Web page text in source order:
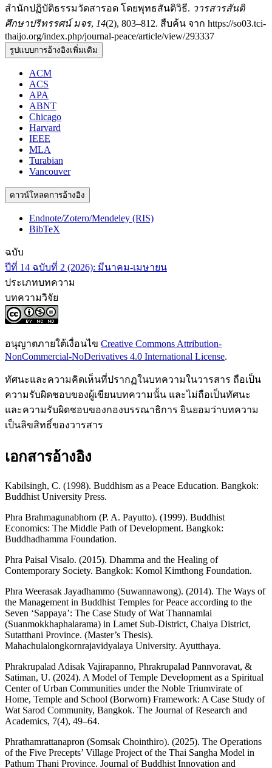
สำนักปฏิบัติธรรมวัดสารอด โดยพุทธสันติวิธี. วารสารสันติ
ศึกษาปริทรรศน์ มจร, 14(2), 803–812. สืบค้น จาก https://so03.tci-
thaijo.org/index.php/journal-peace/article/view/293337
รูปแบบการอ้างอิงเพิ่มเติม
ACM
ACS
APA
ABNT
Chicago
Harvard
IEEE
MLA
Turabian
Vancouver
ดาวน์โหลดการอ้างอิง
Endnote/Zotero/Mendeley (RIS)
BibTeX
ฉบับ
ปีที่ 14 ฉบับที่ 2 (2026): มีนาคม-เมษายน
ประเภทบทความ
บทความวิจัย
อนุญาตภายใต้เงื่อนไข Creative Commons Attribution-
NonCommercial-NoDerivatives 4.0 International License.
ทัศนะและความคิดเห็นที่ปรากฏในบทความในวารสาร ถือเป็น
ความรับผิดชอบของผู้เขียนบทความนั้น และไม่ถือเป็นทัศนะ
และความรับผิดชอบของกองบรรณาธิการ ยินยอมว่าบทความ
เป็นลิขสิทธิ์ของวารสาร
เอกสารอ้างอิง
Kabilsingh, C. (1998). Buddhism as a Peace Education. Bangkok:
Buddhist University Press.
Phra Brahmagunabhorn (P. A. Payutto). (1999). Buddhist
Economics: The Middle Path of Development. Bangkok:
Buddhadhamma Foundation.
Phra Paisal Visalo. (2015). Dhamma and the Healing of
Contemporary Society. Bangkok: Komol Kimthong Foundation.
Phra Weerasak Jayadhammo (Suwannawong). (2014). The Ways of
the Management in Buddhist Temples for Peace according to the
Seven ‘Sappaya’: The Case Study of Wat Thannamlai
(Suanmokkhaphalarama) in Lamet Sub-District, Chaiya District,
Sutatthani Province. (Master’s Thesis).
Mahachulalongkornrajavidyalaya University. Ayutthaya.
Phrakrupalad Adisak Vajirapanno, Phrakrupalad Pannvoravat, &
Satiman, U. (2024). A Model of Temple Development as a Spiritual
Center of Urban Communities under the Noble Triumvirate of
Home, Temple and School (Borworn) Framework: A Case Study of
Wat Sarod Community, Bangkok. The Journal of Research and
Academics, 7(4), 49–64.
Phrathamrattanapron (Somsak Chointhiro). (2025). The Operations
of the Five Precepts’ Village Project of the Thai Sangha Model in
Pathum Thani Province. Journal of Buddhist Innovation and